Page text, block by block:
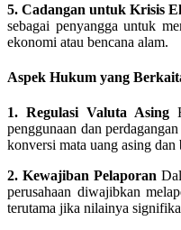
5. Cadangan untuk Krisis
sebagai penyangga untuk
ekonomi atau bencana alam.
Aspek Hukum yang
1. Regulasi Valuta Asing
penggunaan dan
konversi mata uang asing dan
2. Kewajiban Pelaporan
perusahaan diwajibkan
terutama jika nilainya